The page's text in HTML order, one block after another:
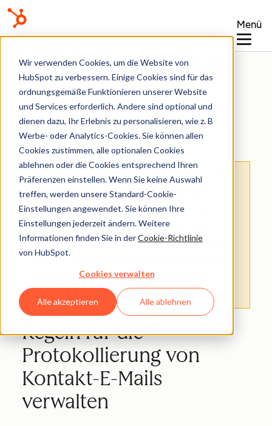
Wir verwenden Cookies, um die Website von
HubSpot zu verbessern. Einige Cookies sind für das
ordnungsgemäße Funktionieren unserer Website
und Services erforderlich. Andere sind optional und
dienen dazu, Ihr Erlebnis zu personalisieren, wie z. B
Werbe- oder Analytics-Cookies. Sie können allen
Cookies zustimmen, alle optionalen Cookies
ablehnen oder die Cookies entsprechend Ihren
Präferenzen einstellen. Wenn Sie keine Auswahl
treffen, werden unsere Standard-Cookie-
Einstellungen angewendet. Sie können Ihre
Einstellungen jederzeit ändern. Weitere
Informationen finden Sie in derCookie-Richtlinie
von HubSpot.
Cookies verwalten
Alle akzeptieren Alle ablehnen
Menü
Wissensdatenbank
Verknüpftes E-Mail-Konto
: Dieser Artikel wird aus Kulanz zur
Verfügung gestellt.Er wurde automatisch
mit einer Software übersetzt und unter
Umständen nicht korrekturgelesen. Die
englischsprachige Fassung gilt als offizielle
Version und Sie können dort die aktuellsten
Informationen finden.Hier können Sie
darauf zugreifen.
Regeln für die
Protokollierung von
Kontakt-E-Mails
verwalten